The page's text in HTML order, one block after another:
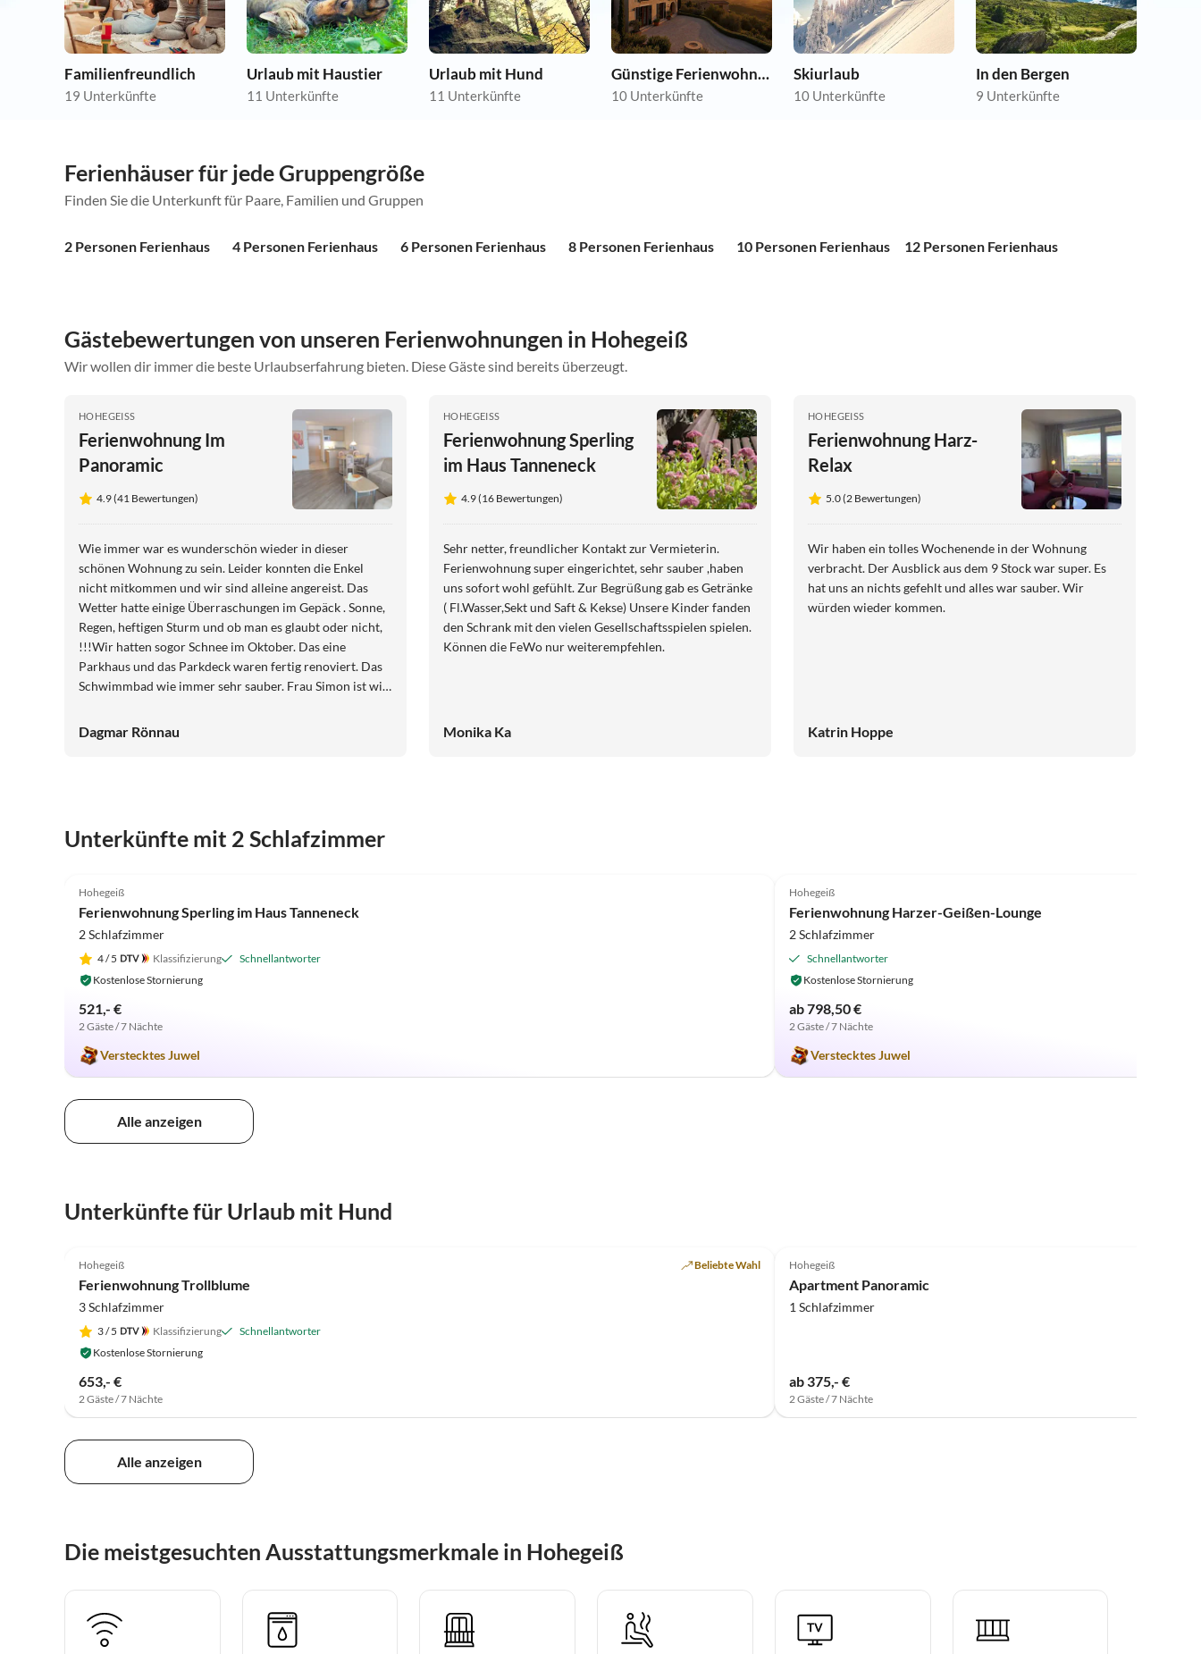
Familienfreundlich
19 Unterkünfte
Urlaub mit Haustier
11 Unterkünfte
Urlaub mit Hund
11 Unterkünfte
Günstige Ferienwohnungen
10 Unterkünfte
Skiurlaub
10 Unterkünfte
In den Bergen
9 Unterkünfte
Ferienhäuser für jede Gruppengröße
Finden Sie die Unterkunft für Paare, Familien und Gruppen
2 Personen Ferienhaus 4 Personen Ferienhaus 6 Personen Ferienhaus 8 Personen Ferienhaus 10 Personen Ferienhaus 12 Personen Ferienhaus
Gästebewertungen von unseren Ferienwohnungen in Hohegeiß
Wir wollen dir immer die beste Urlaubserfahrung bieten. Diese Gäste sind bereits überzeugt.
HOHEGEISS
Ferienwohnung Im
Panoramic
4.9 (41 Bewertungen)
Wie immer war es wunderschön wieder in dieser
schönen Wohnung zu sein. Leider konnten die Enkel
nicht mitkommen und wir sind alleine angereist. Das
Wetter hatte einige Überraschungen im Gepäck . Sonne,
Regen, heftigen Sturm und ob man es glaubt oder nicht,
!!!Wir hatten sogor Schnee im Oktober. Das eine
Parkhaus und das Parkdeck waren fertig renoviert. Das
Schwimmbad wie immer sehr sauber. Frau Simon ist wie
defenitiv wieder dorthin , wenn es geht , nur in der
Wohnung von Herrn Krause. Bis bald!!!!!
Dagmar Rönnau
HOHEGEISS
Ferienwohnung Sperling
im Haus Tanneneck
4.9 (16 Bewertungen)
Sehr netter, freundlicher Kontakt zur Vermieterin.
Ferienwohnung super eingerichtet, sehr sauber ,haben
uns sofort wohl gefühlt. Zur Begrüßung gab es Getränke
( Fl.Wasser,Sekt und Saft & Kekse) Unsere Kinder fanden
den Schrank mit den vielen Gesellschaftsspielen spielen.
Können die FeWo nur weiterempfehlen.
Monika Ka
HOHEGEISS
Ferienwohnung Harz-
Relax
5.0 (2 Bewertungen)
Wir haben ein tolles Wochenende in der Wohnung
verbracht. Der Ausblick aus dem 9 Stock war super. Es
hat uns an nichts gefehlt und alles war sauber. Wir
würden wieder kommen.
Katrin Hoppe
Unterkünfte mit 2 Schlafzimmer
Hohegeiß
Ferienwohnung Sperling im Haus Tanneneck
2 Schlafzimmer
4/ 5 Klassifizierung
Schnellantworter
Kostenlose Stornierung
521,- €
2 Gäste / 7 Nächte
Verstecktes Juwel
Hohegeiß
Ferienwohnung Harzer-Geißen-Lounge
2 Schlafzimmer
Schnellantworter
Kostenlose Stornierung
ab 798,50 €
2 Gäste / 7 Nächte
Verstecktes Juwel
Alle anzeigen
Unterkünfte für Urlaub mit Hund
Hohegeiß Beliebte Wahl
Ferienwohnung Trollblume
3 Schlafzimmer
3/ 5 Klassifizierung
Schnellantworter
Kostenlose Stornierung
653,- €
2 Gäste / 7 Nächte
Hohegeiß
Apartment Panoramic
1 Schlafzimmer
ab 375,- €
2 Gäste / 7 Nächte
Alle anzeigen
Die meistgesuchten Ausstattungsmerkmale in Hohegeiß